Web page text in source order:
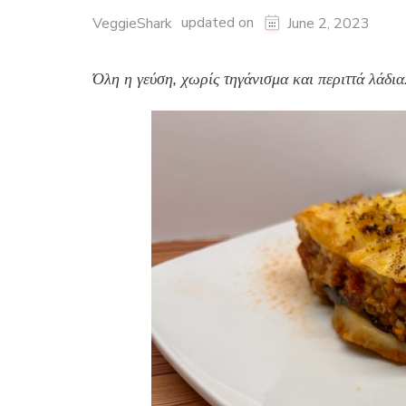
VeggieShark updated on June 2, 2023
Όλη η γεύση, χωρίς τηγάνισμα και περιττά